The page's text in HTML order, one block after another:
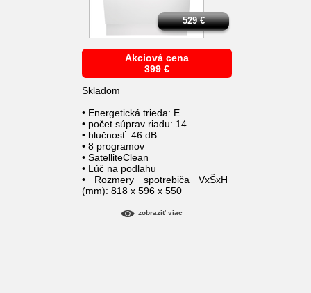
Akciová cena
399 €
Skladom
• Energetická trieda: E
• počet súprav riadu: 14
• hlučnosť: 46 dB
• 8 programov
• SatelliteClean
• Lúč na podlahu
• Rozmery spotrebiča VxŠxH
(mm): 818 x 596 x 550
529€
zobraziť viac